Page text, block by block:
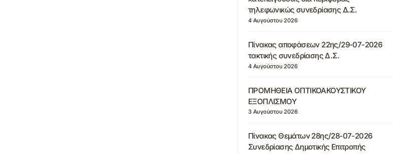
τηλεφωνικώς συνεδρίασης Δ.Σ.
4 Αυγούστου 2026
Πίνακας αποφάσεων 22ης/29-07-2026
τακτικής συνεδρίασης Δ.Σ.
4 Αυγούστου 2026
ΠΡΟΜΗΘΕΙΑ ΟΠΤΙΚΟΑΚΟΥΣΤΙΚΟΥ
ΕΞΟΠΛΙΣΜΟΥ
3 Αυγούστου 2026
Πίνακας Θεμάτων 28ης/28-07-2026
Συνεδρίασης Δημοτικής Επιτροπής